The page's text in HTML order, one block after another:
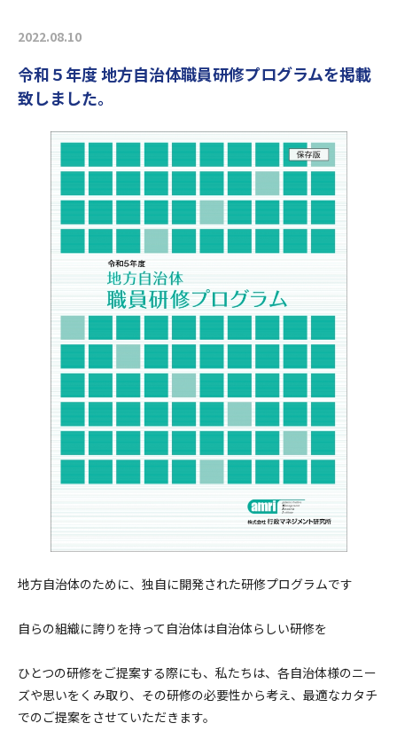
2022.08.10
令和５年度 地方自治体職員研修プログラムを掲載
致しました。
地方自治体のために、独自に開発された研修プログラムです
自らの組織に誇りを持って自治体は自治体らしい研修を
ひとつの研修をご提案する際にも、私たちは、各自治体様のニー
ズや思いをくみ取り、その研修の必要性から考え、最適なカタチ
でのご提案をさせていただきます。